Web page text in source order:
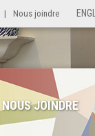
| Nous joindre
NOUS JOINDRE